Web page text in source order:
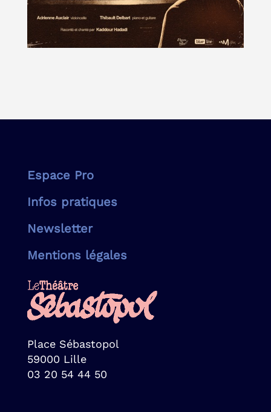
Espace Pro
Infos pratiques
Newsletter
Mentions légales
Place Sébastopol
59000 Lille
03 20 54 44 50